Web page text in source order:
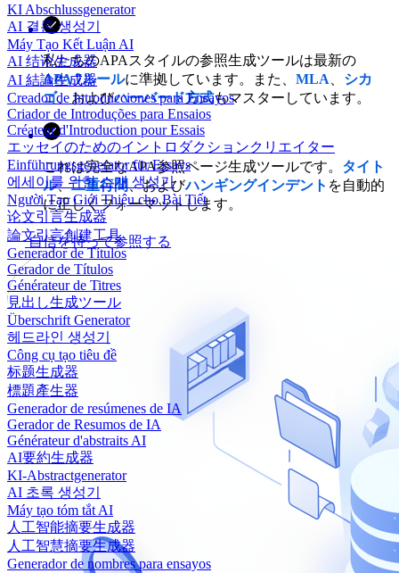
KI Abschlussgenerator
AI 결론 생성기
Máy Tạo Kết Luận AI
AI 结论生成器
AI 結論生成器
Creador de Introducciones para Ensayos
Criador de Introduções para Ensaios
Créateur d'Introduction pour Essais
エッセイのためのイントロダクションクリエイター
Einführungsgenerator für Essays
에세이를 위한 소개 생성기
Người Tạo Giới Thiệu cho Bài Tiết
论文引言生成器
論文引言創建工具
Generador de Títulos
Gerador de Títulos
Générateur de Titres
見出し生成ツール
Überschrift Generator
헤드라인 생성기
Công cụ tạo tiêu đề
标题生成器
標題產生器
Generador de resúmenes de IA
Gerador de Resumos de IA
Générateur d'abstraits AI
AI要約生成器
KI-Abstractgenerator
AI 초록 생성기
Máy tạo tóm tắt AI
人工智能摘要生成器
人工智慧摘要生成器
Generador de nombres para ensayos
私たちのAPAスタイルの参照生成ツールは最新の
APA 7ルールに準拠しています。また、 MLA
シカ
ゴ、およびハーバード方式もマスターしています。
これは完全なAPA参照ページ生成ツールです。 タイト
ル、二重行間、およびハンギングインデント を自動的
に正しくフォーマットします。
自信を持って参照する